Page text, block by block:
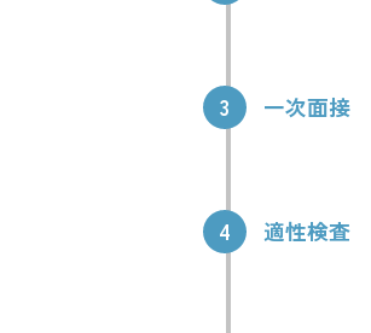
3 一次面接
4 適性検査